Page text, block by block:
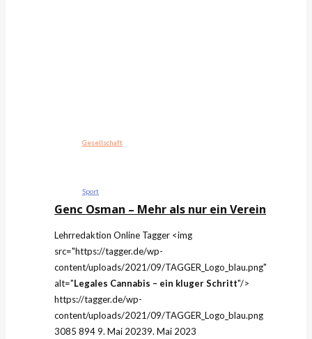
Gesellschaft
Sport
Genc Osman – Mehr als nur ein Verein
Lehrredaktion Online Tagger <img
src="https://tagger.de/wp-
content/uploads/2021/09/TAGGER_Logo_blau.png"
alt="Legales Cannabis – ein kluger Schritt"/>
https://tagger.de/wp-
content/uploads/2021/09/TAGGER_Logo_blau.png
3085 8949. Mai 20239. Mai 2023